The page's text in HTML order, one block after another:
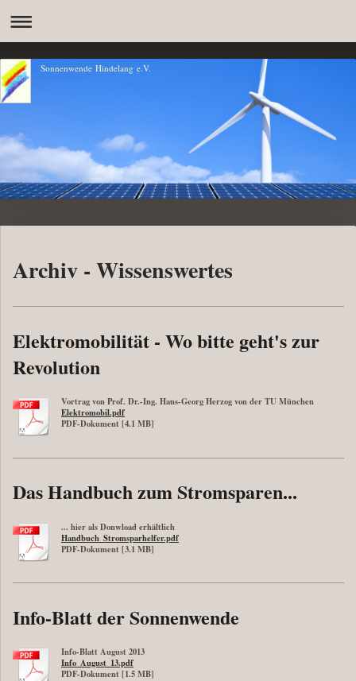
Sonnenwende Hindelang e.V.
Archiv - Wissenswertes
Elektromobilität - Wo bitte geht's zur
Revolution
Vortrag von Prof. Dr.-Ing. Hans-Georg Herzog von der TU München
Elektromobil.pdf
PDF-Dokument [4.1 MB]
Das Handbuch zum Stromsparen...
... hier als Donwload erhältlich
Handbuch_Stromsparhelfer.pdf
PDF-Dokument [3.1 MB]
Info-Blatt der Sonnenwende
Info-Blatt August 2013
Info_August_13.pdf
PDF-Dokument [1.5 MB]